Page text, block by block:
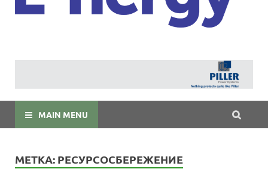
MAIN MENU
МЕТКА: РЕСУРСОСБЕРЕЖЕНИЕ